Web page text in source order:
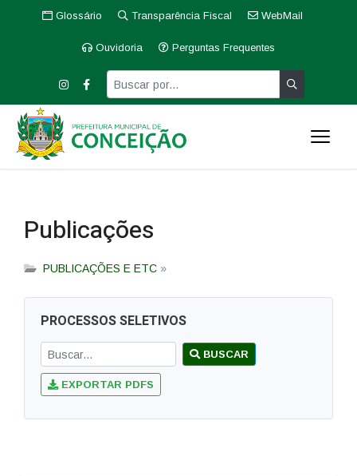
Glossário Transparência Fiscal WebMail
Ouvidoria Perguntas Frequentes
Publicações
PUBLICAÇÕES E ETC »
PROCESSOS SELETIVOS
BUSCAR
EXPORTAR PDFS